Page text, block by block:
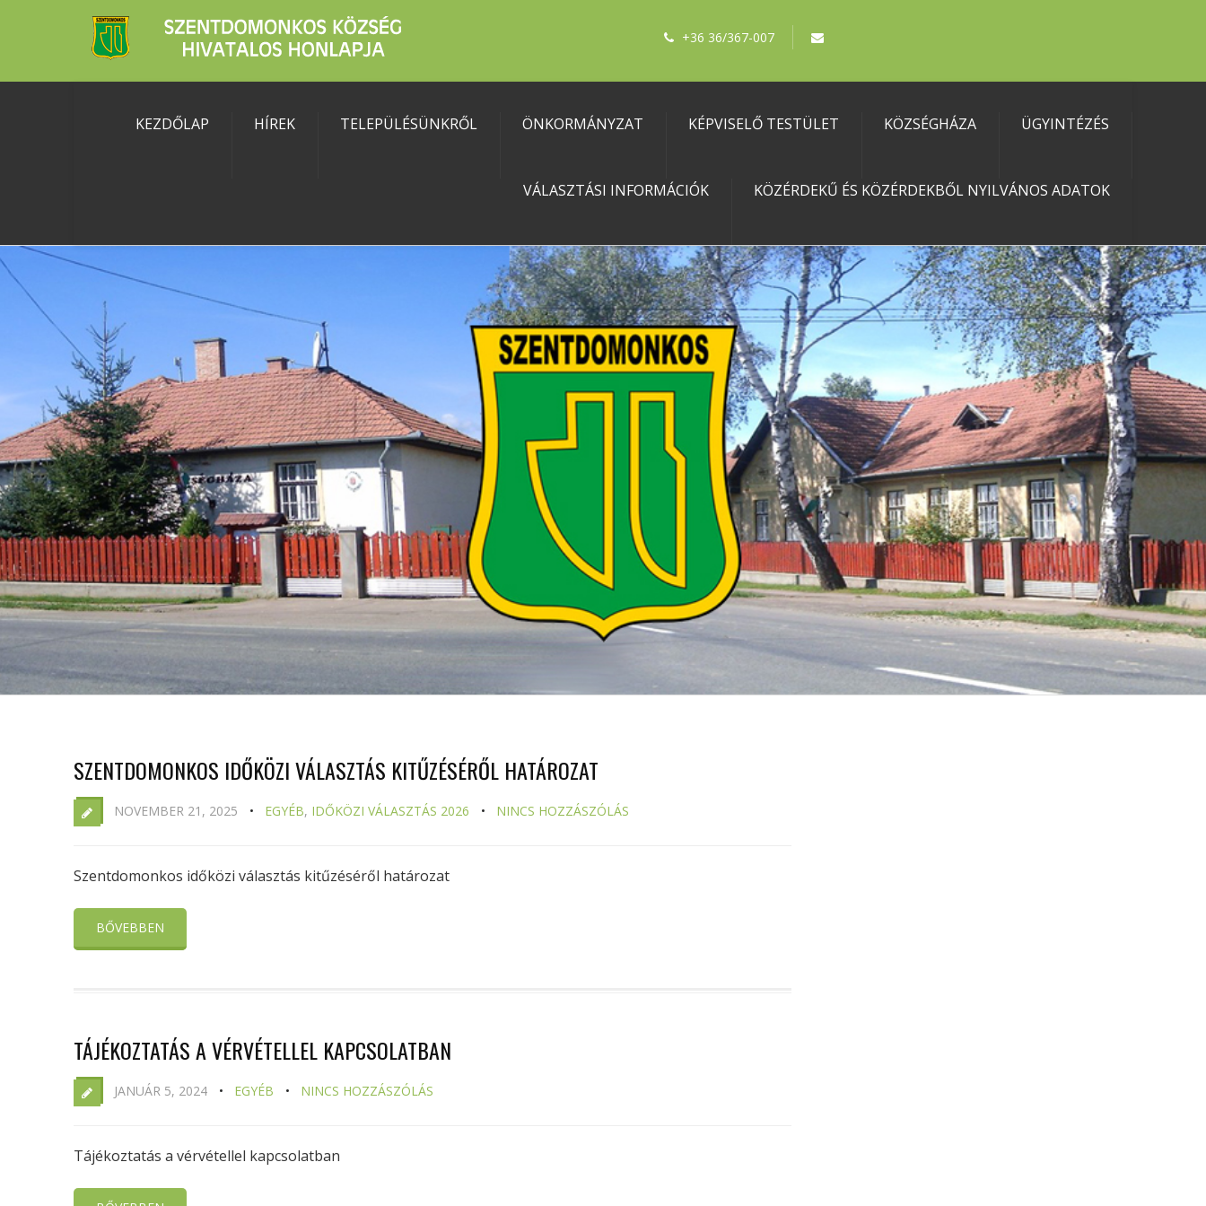
+36 36/367-007
KEZDŐLAP HÍREK TELEPÜLÉSÜNKRŐL ÖNKORMÁNYZAT KÉPVISELŐ TESTÜLET KÖZSÉGHÁZA ÜGYINTÉZÉS
VÁLASZTÁSI INFORMÁCIÓK KÖZÉRDEKŰ ÉS KÖZÉRDEKBŐL NYILVÁNOS ADATOK
SZENTDOMONKOS IDŐKÖZI VÁLASZTÁS KITŰZÉSÉRŐL HATÁROZAT
NOVEMBER 21, 2025 EGYÉB, IDŐKÖZI VÁLASZTÁS 2026 NINCS HOZZÁSZÓLÁS
Szentdomonkos időközi választás kitűzéséről határozat
BŐVEBBEN
TÁJÉKOZTATÁS A VÉRVÉTELLEL KAPCSOLATBAN
JANUÁR 5, 2024 EGYÉB NINCS HOZZÁSZÓLÁS
Tájékoztatás a vérvétellel kapcsolatban